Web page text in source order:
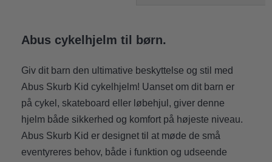
Abus cykelhjelm til børn.
Giv dit barn den ultimative beskyttelse og stil med
Abus Skurb Kid cykelhjelm! Uanset om dit barn er
på cykel, skateboard eller løbehjul, giver denne
hjelm både sikkerhed og komfort på højeste niveau.
Abus Skurb Kid er designet til at møde de små
eventyreres behov, både i funktion og udseende